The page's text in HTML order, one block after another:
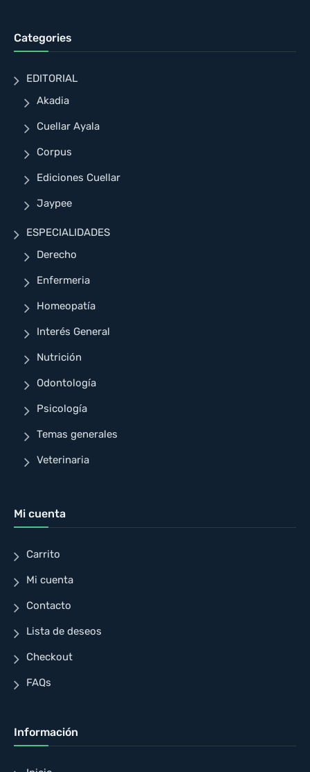
Categories
EDITORIAL
Akadia
Cuellar Ayala
Corpus
Ediciones Cuellar
Jaypee
ESPECIALIDADES
Derecho
Enfermeria
Homeopatía
Interés General
Nutrición
Odontología
Psicología
Temas generales
Veterinaria
Mi cuenta
Carrito
Mi cuenta
Contacto
Lista de deseos
Checkout
FAQs
Información